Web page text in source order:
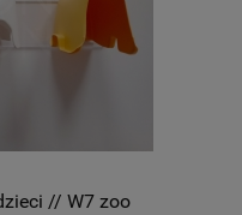
// W7 zoo